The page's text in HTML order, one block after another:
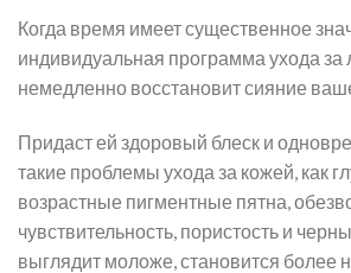
Когда время имеет существенное
индивидуальная программа ухода за
немедленно восстановит сияние
Придаст ей здоровый блеск и
такие проблемы ухода за кожей, как
возрастные пигментные пятна,
чувствительность, пористость и
выглядит моложе, становится более